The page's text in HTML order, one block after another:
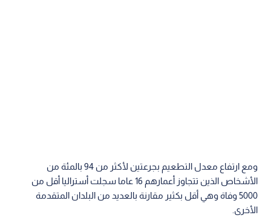
ومع ارتفاع معدل التطعيم بجرعتين لأكثر من 94 بالمئة من
الأشخاص الذين تتجاوز أعمارهم 16 عاما سجلت أستراليا أقل من
5000 وفاة وهي أقل بكثير مقارنة بالعديد من البلدان المتقدمة
الأخرى.